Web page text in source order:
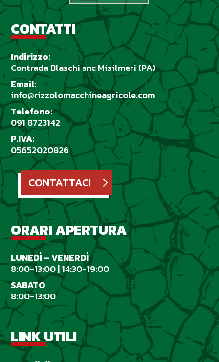
CONTATTI
Indirizzo:
Contrada Blaschi snc Misilmeri (PA)
Email:
info@rizzolomacchineagricole.com
Telefono:
091 8723142
P.IVA:
05652020826
CONTATTACI
ORARI APERTURA
LUNEDÌ– VENERDÌ
8:00-13:00 | 14:30-19:00
SABATO
8:00-13:00
LINK UTILI